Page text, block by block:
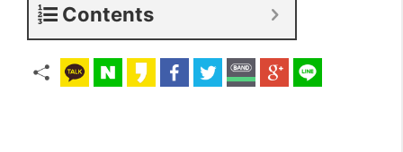
Contents